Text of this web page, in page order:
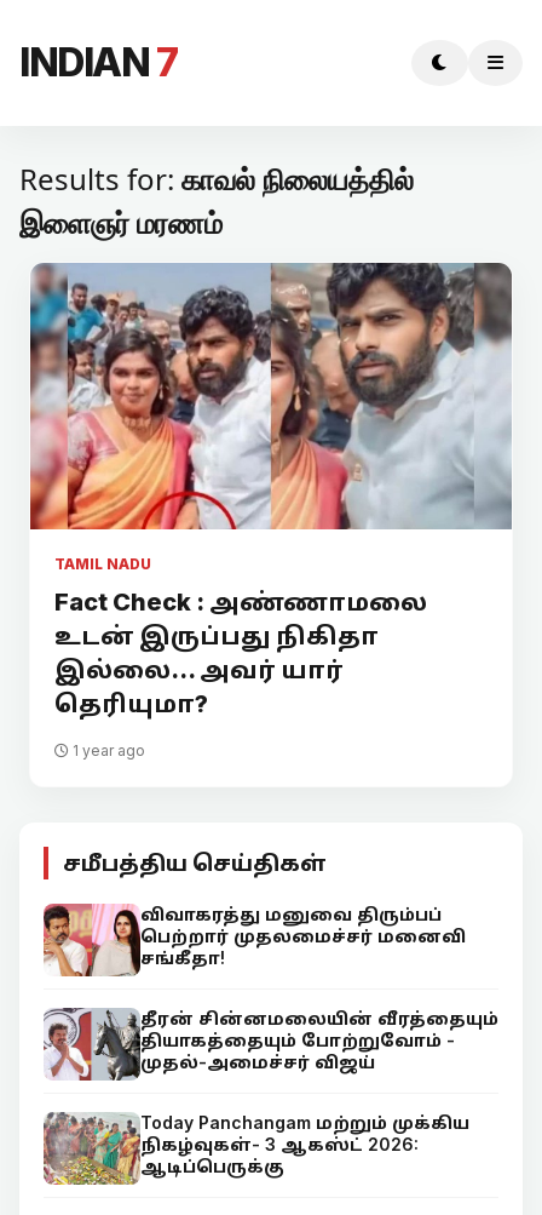
INDIAN7
Results for: காவல் நிலையத்தில்
இளைஞர் மரணம்
TAMIL NADU
Fact Check : அண்ணாமலை
உடன் இருப்பது நிகிதா
இல்லை... அவர் யார்
தெரியுமா?
1 year ago
சமீபத்திய செய்திகள்
விவாகரத்து மனுவை திரும்பப்
பெற்றார் முதலமைச்சர் மனைவி
சங்கீதா!
தீரன் சின்னமலையின் வீரத்தையும்
தியாகத்தையும் போற்றுவோம் -
முதல்-அமைச்சர் விஜய்
Today Panchangam மற்றும் முக்கிய
நிகழ்வுகள்- 3 ஆகஸ்ட் 2026:
ஆடிப்பெருக்கு